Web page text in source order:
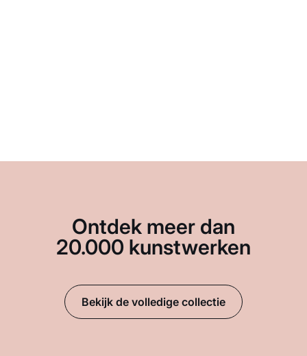
Ontdek meer dan
20.000 kunstwerken
Bekijk de volledige collectie